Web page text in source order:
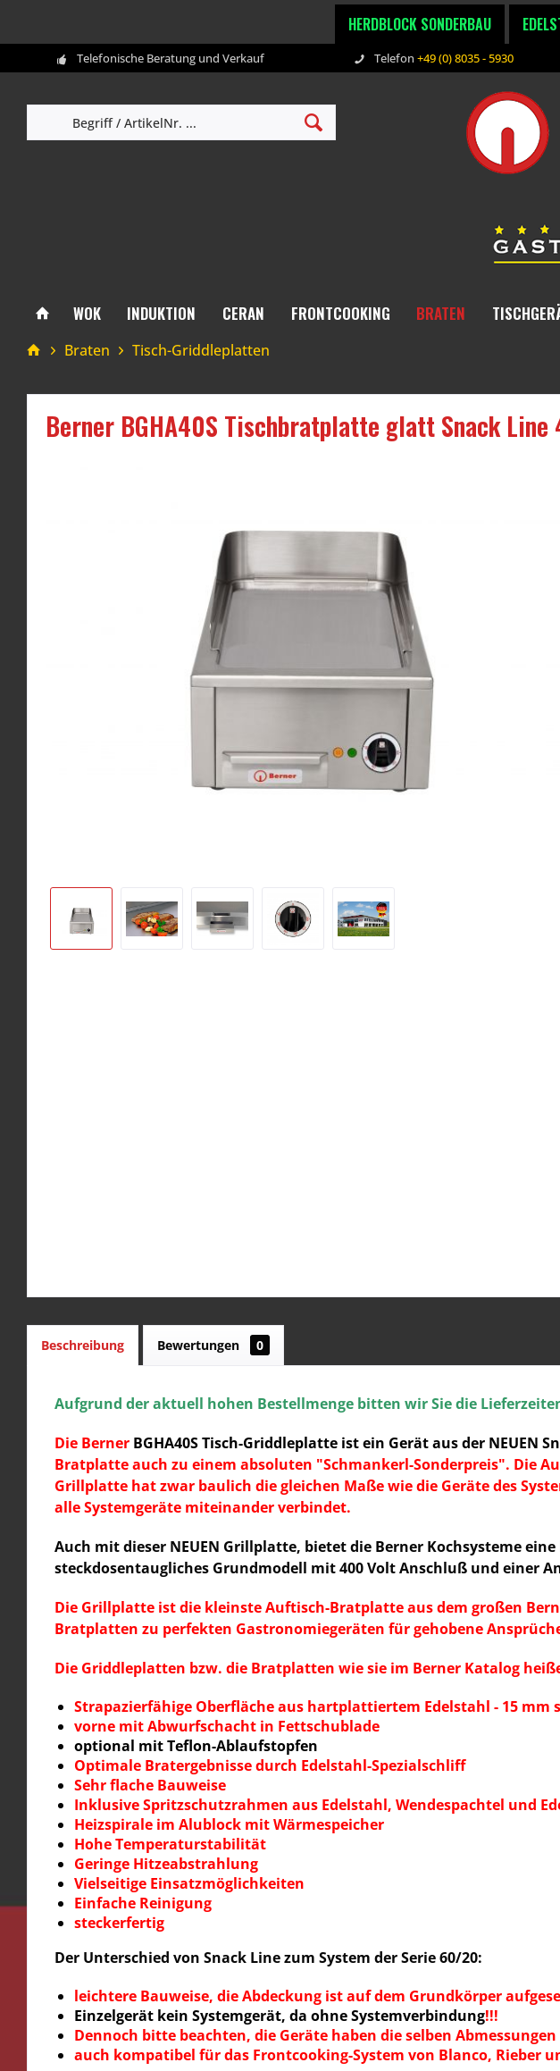
HERDBLOCK SONDERBAU
Telefonische Beratung und Verkauf Telefon +49 (0) 8035 - 5930
WOK INDUKTION CERAN FRONTCOOKING BRATEN
Braten Tisch-Griddleplatten
Berner BGHA40S Tischbratplatte glatt Snack Line
Beschreibung Bewertungen 0
Aufgrund der aktuell hohen Bestellmenge bitten wir Sie die
Die Berner BGHA40S Tisch-Griddleplatte ist ein Gerät aus der NEUEN
Bratplatte auch zu einem absoluten "Schmankerl-Sonderpreis". Die
Grillplatte hat zwar baulich die gleichen Maße wie die Geräte des
alle Systemgeräte miteinander verbindet.
Auch mit dieser NEUEN Grillplatte, bietet die Berner Kochsysteme
steckdosentaugliches Grundmodell mit 400 Volt Anschluß und einer
Die Grillplatte ist die kleinste Auftisch-Bratplatte aus dem großen
Bratplatten zu perfekten Gastronomiegeräten für gehobene
Die Griddleplatten bzw. die Bratplatten wie sie im Berner Katalog
Strapazierfähige Oberfläche aus hartplattiertem Edelstahl - 15 mm
vorne mit Abwurfschacht in Fettschublade
optional mit Teflon-Ablaufstopfen
Optimale Bratergebnisse durch Edelstahl-Spezialschliff
Sehr flache Bauweise
Inklusive Spritzschutzrahmen aus Edelstahl, Wendespachtel und
Heizspirale im Alublock mit Wärmespeicher
Hohe Temperaturstabilität
Geringe Hitzeabstrahlung
Vielseitige Einsatzmöglichkeiten
Einfache Reinigung
steckerfertig
Der Unterschied von Snack Line zum System der Serie 60/20:
leichtere Bauweise, die Abdeckung ist auf dem Grundkörper
Einzelgerät kein Systemgerät, da ohne Systemverbindung!!!
Dennoch bitte beachten, die Geräte haben die selben Abmessungen
auch kompatibel für das Frontcooking-System von Blanco, Rieber